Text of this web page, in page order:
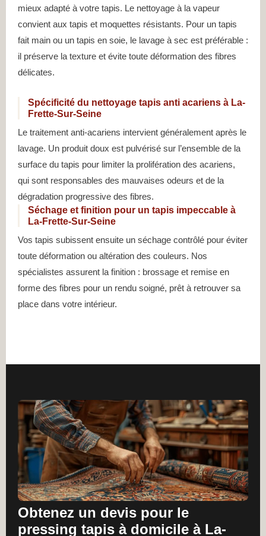
mieux adapté à votre tapis. Le nettoyage à la vapeur
convient aux tapis et moquettes résistants. Pour un tapis
fait main ou un tapis en soie, le lavage à sec est préférable :
il préserve la texture et évite toute déformation des fibres
délicates.
Spécificité du nettoyage tapis anti acariens à La-
Frette-Sur-Seine
Le traitement anti-acariens intervient généralement après le
lavage. Un produit doux est pulvérisé sur l’ensemble de la
surface du tapis pour limiter la prolifération des acariens,
qui sont responsables des mauvaises odeurs et de la
dégradation progressive des fibres.
Séchage et finition pour un tapis impeccable à
La-Frette-Sur-Seine
Vos tapis subissent ensuite un séchage contrôlé pour éviter
toute déformation ou altération des couleurs. Nos
spécialistes assurent la finition : brossage et remise en
forme des fibres pour un rendu soigné, prêt à retrouver sa
place dans votre intérieur.
Obtenez un devis pour le
pressing tapis à domicile à La-